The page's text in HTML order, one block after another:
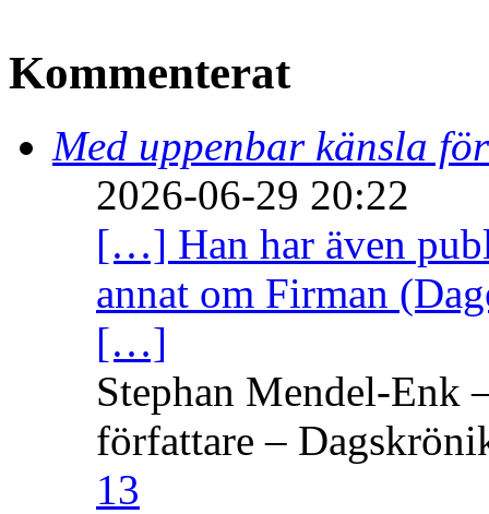
Kommenterat
Med uppenbar känsla
2026-06-29 20:22
[…] Han har även
annat om Firman
[…]
Stephan Mendel-Enk
författare –
13